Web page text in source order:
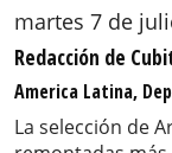
martes 7 de
Redacción de
America Latina,
La selección de